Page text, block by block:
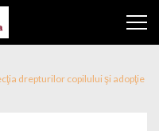
drepturilor copilului şi adopţie